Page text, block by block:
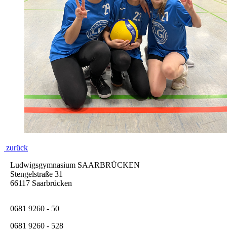
zurück
Ludwigsgymnasium SAARBRÜCKEN
Stengelstraße 31
66117 Saarbrücken
0681 9260 - 50
0681 9260 - 528